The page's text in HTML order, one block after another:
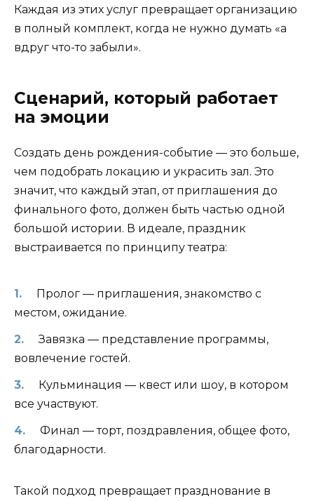
Каждая из этих услуг превращает организацию
в полный комплект, когда не нужно думать «а
вдруг что-то забыли».
Сценарий, который работает
на эмоции
Создать день рождения-событие — это больше,
чем подобрать локацию и украсить зал. Это
значит, что каждый этап, от приглашения до
финального фото, должен быть частью одной
большой истории. В идеале, праздник
выстраивается по принципу театра:
Пролог — приглашения, знакомство с
местом, ожидание.
Завязка — представление программы,
вовлечение гостей.
Кульминация — квест или шоу, в котором
все участвуют.
Финал — торт, поздравления, общее фото,
благодарности.
Такой подход превращает празднование в